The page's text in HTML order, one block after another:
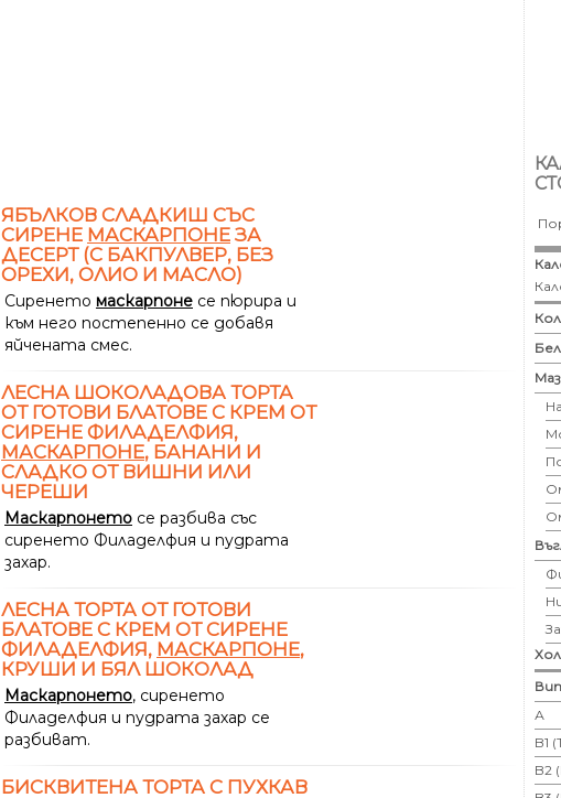
ЯБЪЛКОВ СЛАДКИШ СЪС
СИРЕНЕ МАСКАРПОНЕ ЗА
ДЕСЕРТ (С БАКПУЛВЕР, БЕЗ
ОРЕХИ, ОЛИО И МАСЛО)
Сиренето маскарпоне се пюрира и
към него постепенно се добавя
яйчената смес.
ЛЕСНА ШОКОЛАДОВА ТОРТА
ОТ ГОТОВИ БЛАТОВЕ С КРЕМ ОТ
СИРЕНЕ ФИЛАДЕЛФИЯ,
МАСКАРПОНЕ, БАНАНИ И
СЛАДКО ОТ ВИШНИ ИЛИ
ЧЕРЕШИ
Маскарпонето се разбива със
сиренето Филаделфия и пудрата
захар.
ЛЕСНА ТОРТА ОТ ГОТОВИ
БЛАТОВЕ С КРЕМ ОТ СИРЕНЕ
ФИЛАДЕЛФИЯ, МАСКАРПОНЕ,
КРУШИ И БЯЛ ШОКОЛАД
Маскарпонето, сиренето
Филаделфия и пудрата захар се
разбиват.
БИСКВИТЕНА ТОРТА С ПУХКАВ
А
B1
B2